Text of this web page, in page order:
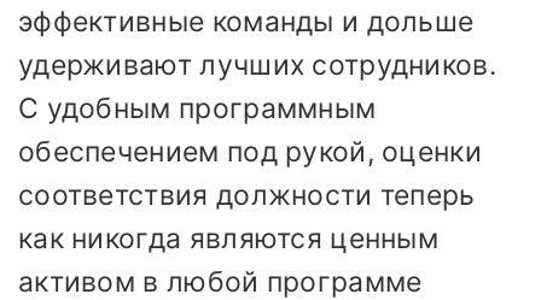
эффективные команды и дольше
удерживают лучших сотрудников.
С удобным программным
обеспечением под рукой, оценки
соответствия должности теперь
как никогда являются ценным
активом в любой программе